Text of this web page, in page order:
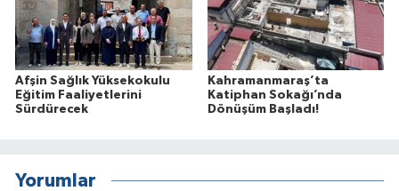
Afşin Sağlık Yüksekokulu
Eğitim Faaliyetlerini
Sürdürecek
Kahramanmaraş’ta
Katiphan Sokağı’nda
Dönüşüm Başladı!
Yorumlar